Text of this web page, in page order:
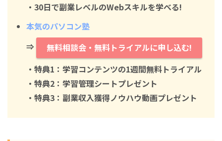
・30日で副業レベルのWebスキルを学べる!
本気のパソコン塾
⇒
無料相談会・無料トライアルに申し込む!
・特典1：学習コンテンツの1週間無料トライアル
・特典2：学習管理シートプレゼント
・特典3：副業収入獲得ノウハウ動画プレゼント